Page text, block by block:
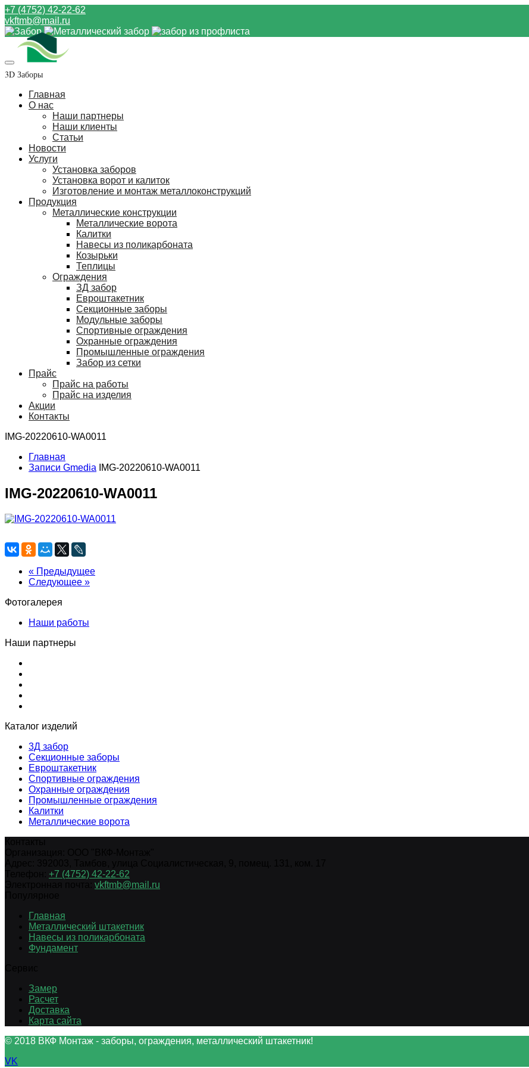
+7 (4752) 42-22-62
vkftmb@mail.ru
3D Заборы
Главная
О нас
Наши партнеры
Наши клиенты
Статьи
Новости
Услуги
Установка заборов
Установка ворот и калиток
Изготовление и монтаж металлоконструкций
Продукция
Металлические конструкции
Металлические ворота
Калитки
Навесы из поликарбоната
Козырьки
Теплицы
Ограждения
ЗД забор
Евроштакетник
Секционные заборы
Модульные заборы
Спортивные ограждения
Охранные ограждения
Промышленные ограждения
Забор из сетки
Прайс
Прайс на работы
Прайс на изделия
Акции
Контакты
IMG-20220610-WA0011
Главная
Записи Gmedia
IMG-20220610-WA0011
IMG-20220610-WA0011
« Предыдущее
Следующее »
Фотогалерея
Наши работы
Наши партнеры
Каталог изделий
3Д забор
Секционные заборы
Евроштакетник
Спортивные ограждения
Охранные ограждения
Промышленные ограждения
Калитки
Металлические ворота
+7 (4752) 42-22-62
vkftmb@mail.ru
Главная
Металлический штакетник
Навесы из поликарбоната
Фундамент
Замер
Расчет
Доставка
Карта сайта
© 2018 ВКФ Монтаж - заборы, ограждения, металлический штакетник!
VK